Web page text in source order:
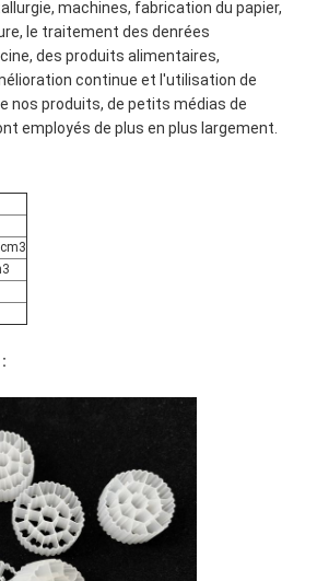
machines, fabrication du papier,
le traitement des denrées
des produits alimentaires,
continue et l'utilisation de
nos produits, de petits médias de
employés de plus en plus largement.